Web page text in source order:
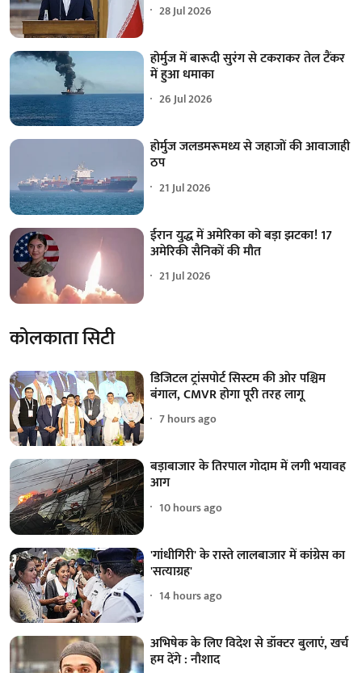
28 Jul 2026
होर्मुज में बारूदी सुरंग से टकराकर तेल टैंकर
में हुआ धमाका
26 Jul 2026
होर्मुज जलडमरूमध्य से जहाजों की आवाजाही
ठप
21 Jul 2026
ईरान युद्ध में अमेरिका को बड़ा झटका! 17
अमेरिकी सैनिकों की मौत
21 Jul 2026
कोलकाता सिटी
डिजिटल ट्रांसपोर्ट सिस्टम की ओर पश्चिम
बंगाल, CMVR होगा पूरी तरह लागू
7 hours ago
बड़ाबाजार के तिरपाल गोदाम में लगी भयावह
आग
10 hours ago
'गांधीगिरी' के रास्ते लालबाजार में कांग्रेस का
'सत्याग्रह'
14 hours ago
अभिषेक के लिए विदेश से डॉक्टर बुलाएं, खर्च
हम देंगे : नौशाद